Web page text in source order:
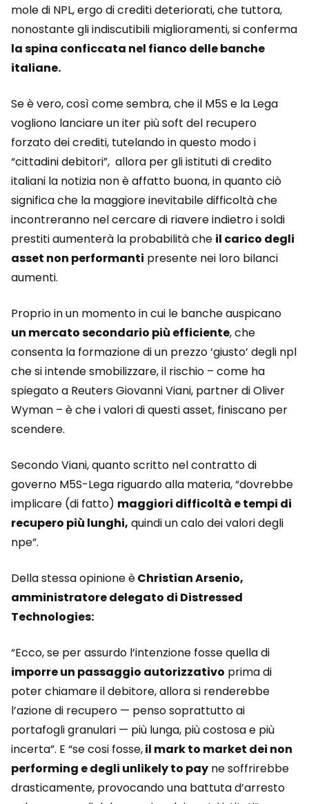
mole di NPL, ergo di crediti deteriorati, che tuttora,
nonostante gli indiscutibili miglioramenti, si conferma
la spina conficcata nel fianco delle banche
italiane.
Se è vero, così come sembra, che il M5S e la Lega
vogliono lanciare un iter più soft del recupero
forzato dei crediti, tutelando in questo modo i
“cittadini debitori”, allora per gli istituti di credito
italiani la notizia non è affatto buona, in quanto ciò
significa che la maggiore inevitabile difficoltà che
incontreranno nel cercare di riavere indietro i soldi
prestiti aumenterà la probabilità che il carico degli
asset non performanti presente nei loro bilanci
aumenti.
Proprio in un momento in cui le banche auspicano
un mercato secondario più efficiente, che
consenta la formazione di un prezzo ‘giusto’ degli npl
che si intende smobilizzare, il rischio – come ha
spiegato a Reuters Giovanni Viani, partner di Oliver
Wyman – è che i valori di questi asset, finiscano per
scendere.
Secondo Viani, quanto scritto nel contratto di
governo M5S-Lega riguardo alla materia, “dovrebbe
implicare (di fatto) maggiori difficoltà e tempi di
recupero più lunghi, quindi un calo dei valori degli
npe”.
Della stessa opinione èChristian Arsenio,
amministratore delegato di Distressed
Technologies:
“Ecco, se per assurdo l’intenzione fosse quella di
imporre un passaggio autorizzativo prima di
poter chiamare il debitore, allora si renderebbe
l’azione di recupero — penso soprattutto ai
portafogli granulari — più lunga, più costosa e più
incerta”. E “se cosi fosse,il mark to market dei non
performing e degli unlikely to pay ne soffrirebbe
drasticamente, provocando una battuta d’arresto